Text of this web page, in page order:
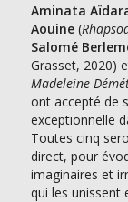
Aminata
Aouine(
Salomé
Grasset, 2020)
Madeleine
ont accepté de
exceptionnelle
Toutes cinq
direct, pour
imaginaires et
qui les unissent